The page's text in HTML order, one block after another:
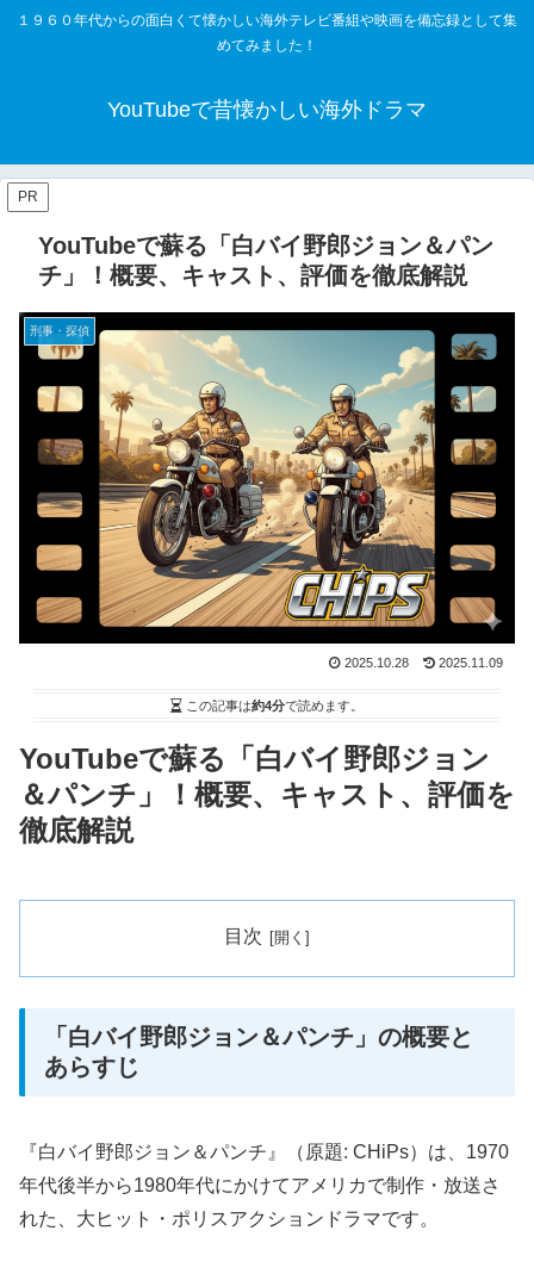
１９６０年代からの面白くて懐かしい海外テレビ番組や映画を備忘録として集
めてみました！
YouTubeで昔懐かしい海外ドラマ
PR
YouTubeで蘇る「白バイ野郎ジョン＆パン
チ」！概要、キャスト、評価を徹底解説
刑事・探偵
2025.10.28 2025.11.09
この記事は約4分で読めます。
YouTubeで蘇る「白バイ野郎ジョン
＆パンチ」！概要、キャスト、評価を
徹底解説
目次
「白バイ野郎ジョン＆パンチ」の概要と
あらすじ
『白バイ野郎ジョン＆パンチ』（原題: CHiPs）は、1970
年代後半から1980年代にかけてアメリカで制作・放送さ
れた、大ヒット・ポリスアクションドラマです。